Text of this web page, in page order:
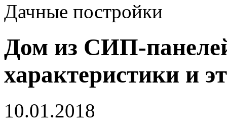
Дачные постройки
Дом из СИП-
характеристики и
10.01.2018